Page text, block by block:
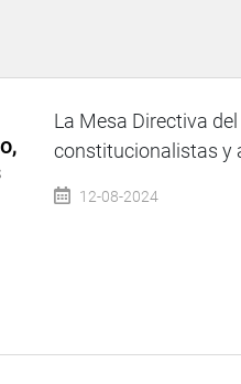
La Mesa Directiva
constitucionalistas y
12-08-2024